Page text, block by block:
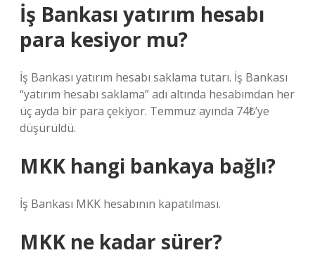
İş Bankası yatırım hesabı
para kesiyor mu?
İş Bankası yatırım hesabı saklama tutarı. İş Bankası
“yatırım hesabı saklama” adı altında hesabımdan her
üç ayda bir para çekiyor. Temmuz ayında 74₺’ye
düşürüldü.
MKK hangi bankaya bağlı?
İş Bankası MKK hesabının kapatılması.
MKK ne kadar sürer?